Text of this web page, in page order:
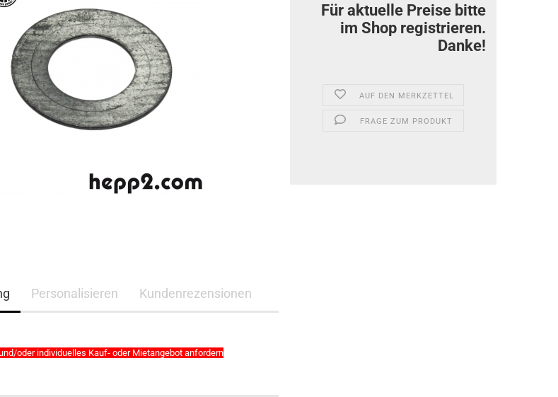
Für aktuelle Preise bitte
im Shop registrieren.
Danke!
AUF DEN MERKZETTEL
FRAGE ZUM PRODUKT
Personalisieren Kundenrezensionen
oder individuelles Kauf- oder Mietangebot anfordern